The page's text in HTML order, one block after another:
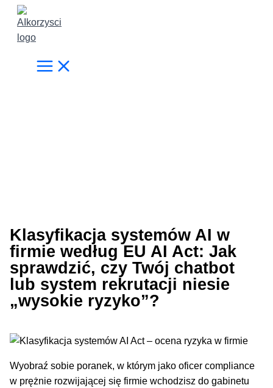
Przejdź
treści
Klasyfikacja systemów AI w
firmie według EU AI Act: Jak
sprawdzić, czy Twój chatbot
lub system rekrutacji niesie
„wysokie ryzyko”?
Wyobraź sobie poranek, w którym jako oficer compliance
w prężnie rozwijającej się firmie wchodzisz do gabinetu